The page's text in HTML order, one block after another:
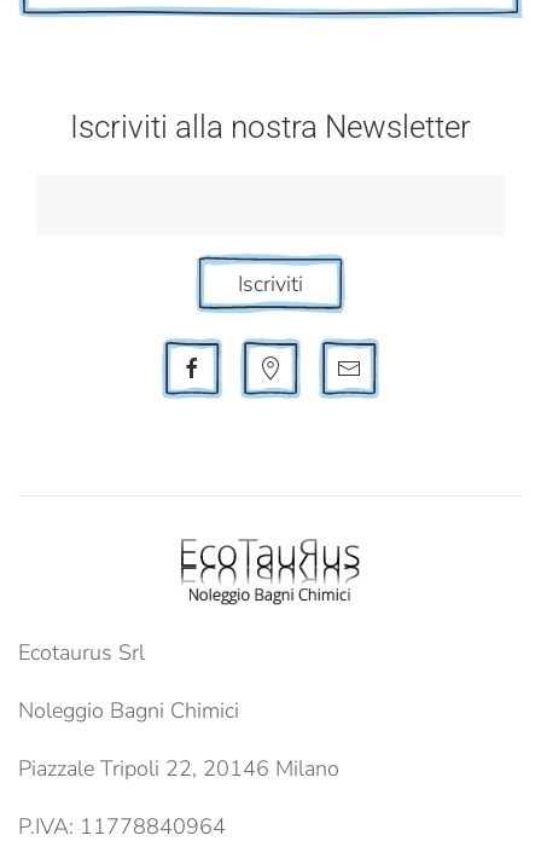
Iscriviti alla nostra Newsletter
Iscriviti
Ecotaurus Srl
Noleggio Bagni Chimici
Piazzale Tripoli 22, 20146 Milano
P.IVA: 11778840964